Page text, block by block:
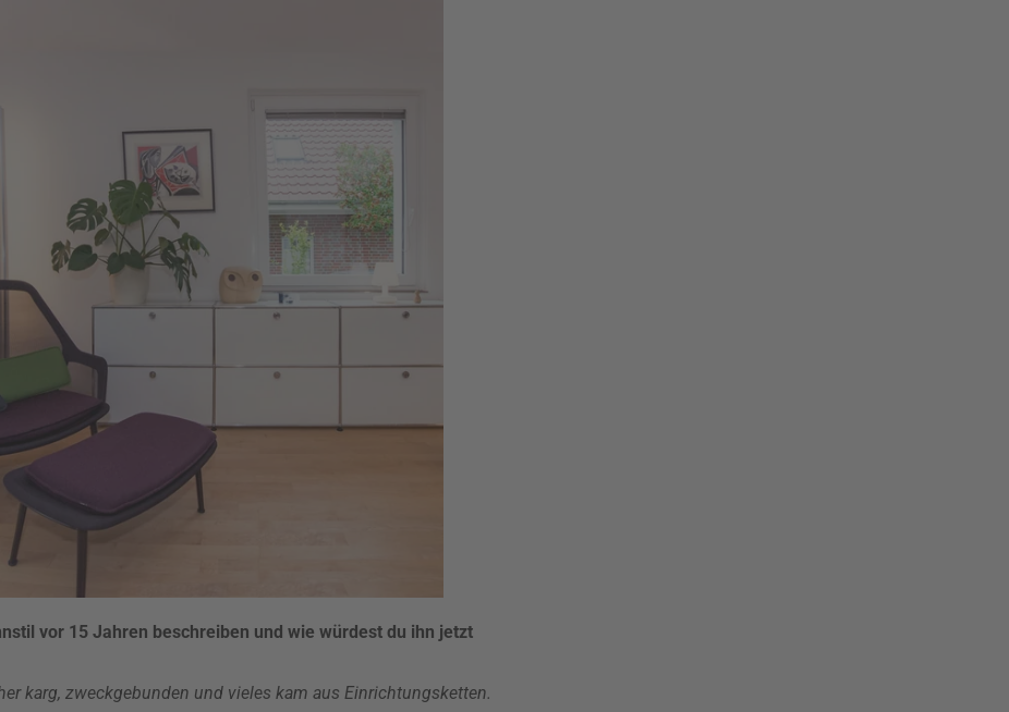
vor 15 Jahren beschreiben und wie würdest du ihn jetzt
karg, zweckgebunden und vieles kam aus Einrichtungsketten.